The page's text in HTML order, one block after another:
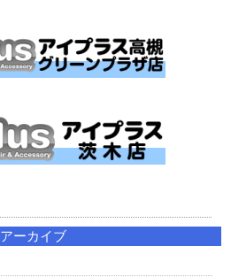
アーカイブ